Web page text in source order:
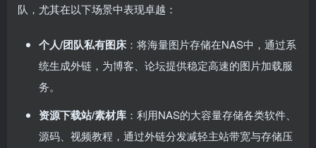
队，尤其在以下场景中表现卓越：
个人/团队私有图床 ：将海量图片存储在NAS中，通过系
统生成外链，为博客、论坛提供稳定高速的图片加载服
务。
资源下载站/素材库 ：利用NAS的大容量存储各类软件、
源码、视频教程，通过外链分发减轻主站带宽与存储压